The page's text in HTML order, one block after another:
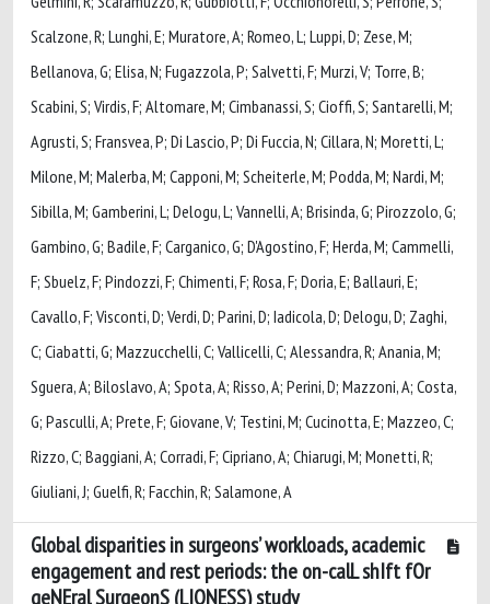
Scalzone, R; Lunghi, E; Muratore, A; Romeo, L; Luppi, D; Zese, M;
Bellanova, G; Elisa, N; Fugazzola, P; Salvetti, F; Murzi, V; Torre, B;
Scabini, S; Virdis, F; Altomare, M; Cimbanassi, S; Cioffi, S; Santarelli, M;
Agrusti, S; Fransvea, P; Di Lascio, P; Di Fuccia, N; Cillara, N; Moretti, L;
Milone, M; Malerba, M; Capponi, M; Scheiterle, M; Podda, M; Nardi, M;
Sibilla, M; Gamberini, L; Delogu, L; Vannelli, A; Brisinda, G; Pirozzolo, G;
Gambino, G; Badile, F; Carganico, G; D'Agostino, F; Herda, M; Cammelli,
F; Sbuelz, F; Pindozzi, F; Chimenti, F; Rosa, F; Doria, E; Ballauri, E;
Cavallo, F; Visconti, D; Verdi, D; Parini, D; Iadicola, D; Delogu, D; Zaghi,
C; Ciabatti, G; Mazzucchelli, C; Vallicelli, C; Alessandra, R; Anania, M;
Sguera, A; Biloslavo, A; Spota, A; Risso, A; Perini, D; Mazzoni, A; Costa,
G; Pasculli, A; Prete, F; Giovane, V; Testini, M; Cucinotta, E; Mazzeo, C;
Rizzo, C; Baggiani, A; Corradi, F; Cipriano, A; Chiarugi, M; Monetti, R;
Giuliani, J; Guelfi, R; Facchin, R; Salamone, A
Global disparities in surgeons’ workloads, academic
engagement and rest periods: the on-calL shIft fOr
geNEral SurgeonS (LIONESS) study